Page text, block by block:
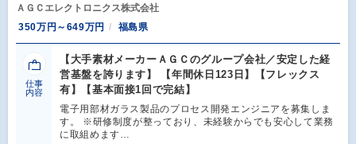
ＡＧＣエレクトロニクス株式会社
350万円～649万円
福島県
仕事
内容
【大手素材メーカーＡＧＣのグループ会社／安定した経
営基盤を誇ります】 【年間休日123日】【フレックス
有】【基本面接1回で完結】
電子用部材ガラス製品のプロセス開発エンジニアを募集しま
す。 ※研修制度が整っており、未経験からでも安心して業務
に取組めます…